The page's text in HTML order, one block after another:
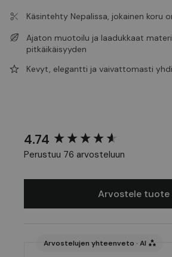
Käsintehty Nepalissa, jokainen koru
Ajaton muotoilu ja laadukkaat
pitkäikäisyyden
Kevyt, elegantti ja vaivattomasti
4.74
Perustuu 76 arvosteluun
Arvostele tuote
Arvostelujen yhteenveto · AI
New content loaded